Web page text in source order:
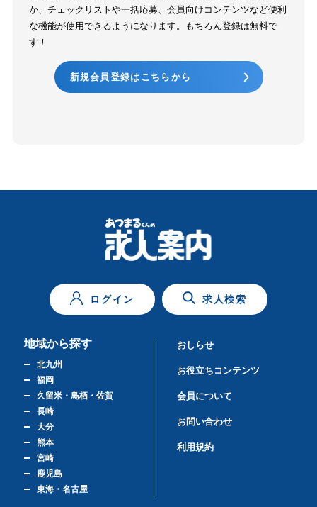
か、チェックリストや一括応募、会員向けコンテンツなど便利
な機能が使用できるようになります。もちろん登録は無料で
す！
新規会員登録はこちらから
ログイン 求人検索
地域から探す
北九州
福岡
久留米・鳥栖・佐賀
長崎
大分
熊本
宮崎
鹿児島
東海・名古屋
おしらせ
お役立ちコンテンツ
会員について
お問い合わせ
利用規約